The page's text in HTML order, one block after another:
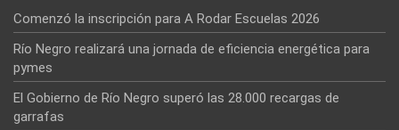
Comenzó la inscripción para A Rodar Escuelas 2026
Río Negro realizará una jornada de eficiencia energética para
pymes
El Gobierno de Río Negro superó las 28.000 recargas de
garrafas